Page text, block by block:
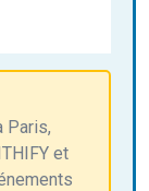
Paris,
et